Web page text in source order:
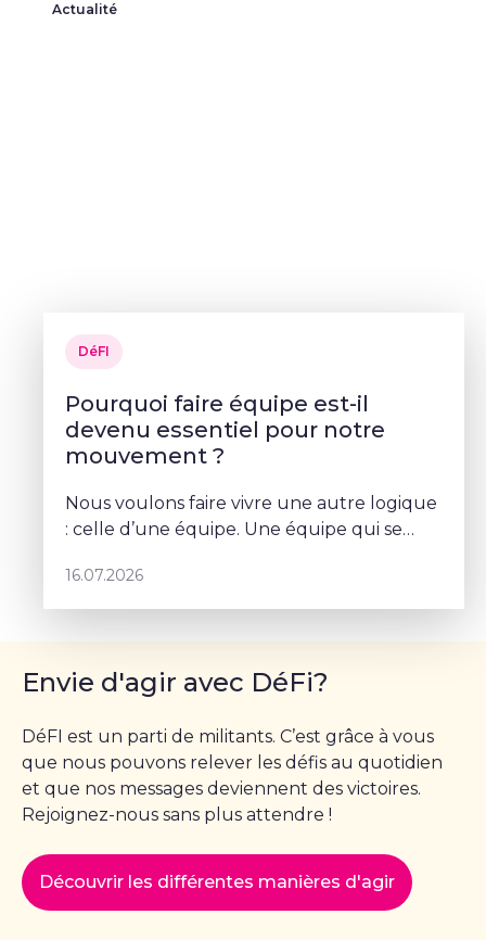
Actualité
DéFI
Pourquoi faire équipe est-il
devenu essentiel pour notre
mouvement ?
Nous voulons faire vivre une autre logique
: celle d’une équipe. Une équipe qui se
projet commun – Sophie Rohonyi
16.07.2026
Envie d'agir avec DéFi?
DéFI est un parti de militants. C’est grâce à vous
que nous pouvons relever les défis au quotidien
et que nos messages deviennent des victoires.
Rejoignez-nous sans plus attendre !
Découvrir les différentes manières d'agir